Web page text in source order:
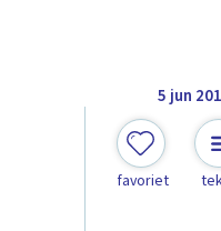
5 jun
favoriet